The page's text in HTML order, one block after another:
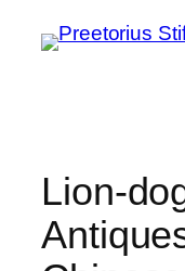
Inhalt
Lion-